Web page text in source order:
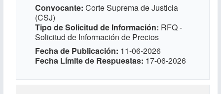
Convocante Corte Suprema de Justicia
(CSJ)
Tipo de Solicitud de Información RFQ -
Solicitud de Información de Precios
Fecha de Publicación 11-06-2026
Fecha Límite de Respuestas 17-06-2026